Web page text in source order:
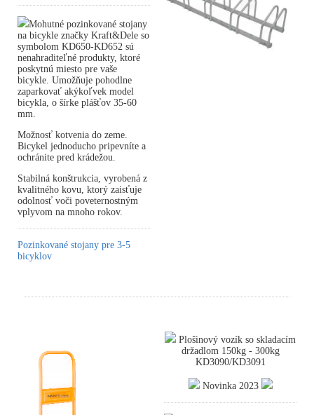
Mohutné pozinkované stojany
na bicykle značky Kraft&Dele so
symbolom KD650-KD652 sú
nenahraditeľné produkty, ktoré
poskytnú miesto pre vaše
bicykle. Umožňuje pohodlne
zaparkovať akýkoľvek model
bicykla, o šírke plášťov 35-60
mm.
Možnosť kotvenia do zeme.
Bicykel jednoducho pripevníte a
ochránite pred krádežou.
Stabilná konštrukcia, vyrobená z
kvalitného kovu, ktorý zaisťuje
odolnosť voči poveternostným
vplyvom na mnoho rokov.
Pozinkované stojany pre 3-5
bicyklov
Plošinový vozík so skladacím
držadlom 150kg - 300kg
KD3090/KD3091
Novinka 2023